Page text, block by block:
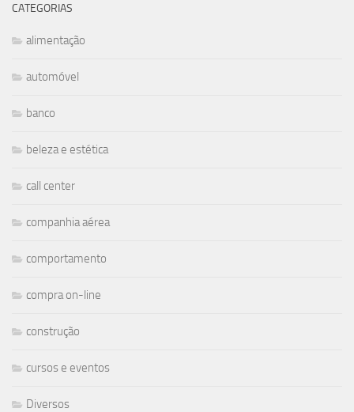
CATEGORIAS
alimentação
automóvel
banco
beleza e estética
call center
companhia aérea
comportamento
compra on-line
construção
cursos e eventos
Diversos